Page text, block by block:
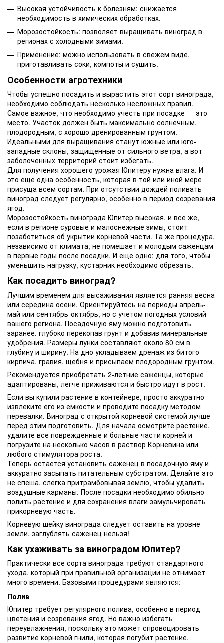
Высокая устойчивость к болезням: снижается
необходимость в химических обработках.
Морозостойкость: позволяет выращивать виноград в
регионах с холодными зимами.
Применение: можно использовать в свежем виде,
приготавливать соки, компоты и сушить.
Особенности агротехники
Чтобы успешно посадить и вырастить этот сорт винограда,
необходимо соблюдать несколько несложных правил.
Самое важное, что необходимо учесть при посадке — это
место. Участок должен быть максимально солнечным,
плодородным, с хорошо дренированным грунтом.
Идеальными для выращивания станут южные или юго-
западные склоны, защищенные от сильного ветра, а вот
заболоченных территорий стоит избегать.
Для получения хорошего урожая Юпитеру нужна влага. И
это еще одна особенность, которая в той или иной мере
присуща всем сортам. При отсутствии дождей поливать
виноград следует регулярно, особенно в период созревания
ягод.
Морозостойкость винограда Юпитер высокая, и все же,
если в регионе суровые и малоснежные зимы, стоит
позаботиться об укрытии корневой части. Та же процедура,
независимо от климата, не помешает и молодым саженцам
в первые годы после посадки. И еще одно: для того, чтобы
уменьшить нагрузку, кустарник необходимо обрезать.
Как посадить виноград?
Лучшим временем для высаживания является ранняя весна
или середина осени. Ориентируйтесь на периоды апрель-
май или сентябрь-октябрь, но с учетом погодных условий
вашего региона. Посадочную яму можно подготовить
заранее. глубоко перекопав грунт и добавив минеральные
удобрения. Размеры лунки составляют около 80 см в
глубину и ширину. На дно укладываем дренаж из битого
кирпича, гравия, щебня и присыпаем плодородным грунтом.
Рекомендуется приобретать 2-летние саженцы, которые
адаптированы, легче приживаются и быстро идут в рост.
Если вы купили растение в контейнере, просто аккуратно
извлеките его из емкости и проводите посадку методом
перевалки. Виноград с открытой корневой системой лучше
перед этим подготовить. Для начала осмотрите растение,
удалите все поврежденные и больные части корней и
погрузите на несколько часов в раствор Корневина или
любого стимулятора роста.
Теперь остается установить саженец в посадочную яму и
аккуратно засыпать питательным субстратом. Делайте это
не спеша, слегка притрамбовывая землю, чтобы удалить
воздушные карманы. После посадки необходимо обильно
полить растение и для сохранения влаги замульчировать
прикорневую часть.
Корневую шейку винограда следует оставить на уровне
земли, заглублять саженец нельзя!
Как ухаживать за виноградом Юпитер?
Практически все сорта винограда требуют стандартного
ухода, который при правильной организации не отнимает
много времени. Базовыми процедурами являются:
Полив
Юпитер требует регулярного полива, особенно в период
цветения и созревания ягод. Но важно избегать
переувлажнения, поскольку это может спровоцировать
развитие корневой гнили, которая погубит растение.